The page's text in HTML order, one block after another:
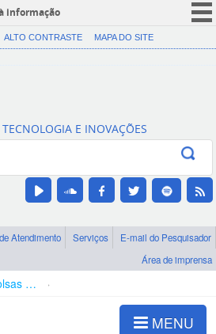
informação
CORONAVÍRUS (COVID-19)
Canais
ALTO CONTRASTE MAPA DO SITE
E INOVAÇÕES
Atendimento Serviços
E-mail do Pesquisador
Área de imprensa
Bolsas e Auxílios Vigentes
MENU